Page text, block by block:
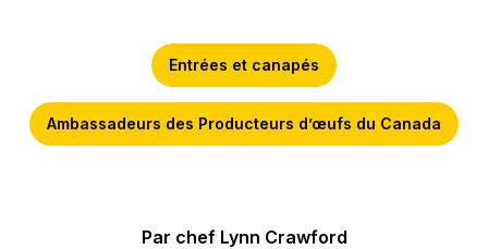
Entrées et canapés
Ambassadeurs des Producteurs d’œufs du Canada
Par chef Lynn Crawford